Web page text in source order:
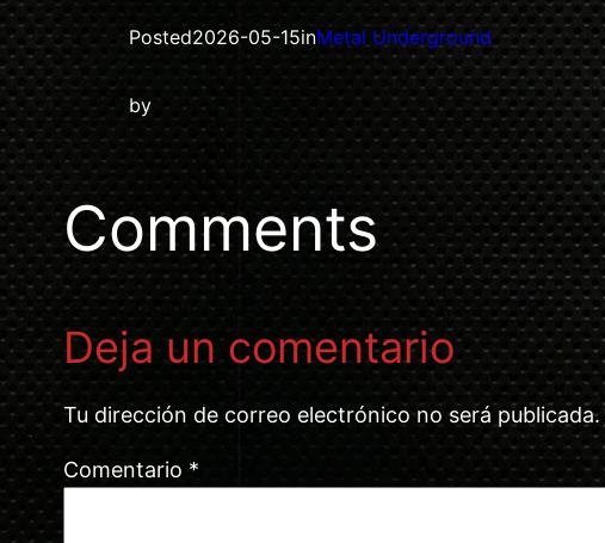
Posted2026-05-15inMetal Underground
by
Comments
Deja un comentario
Tu dirección de correo electrónico no será publicada.
Comentario *